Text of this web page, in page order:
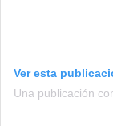
Ver esta